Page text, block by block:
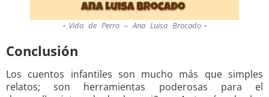
Vida de Perro – Ana Luisa Brocado
Conclusión
Los cuentos infantiles son mucho más que simples
relatos; son herramientas poderosas para el